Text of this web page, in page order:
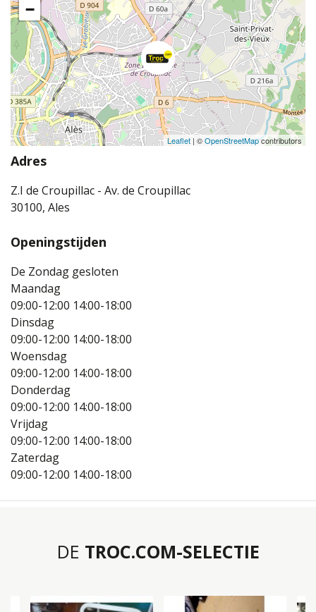
−
Leaflet | ©OpenStreetMapcontributors
Adres
Z.I de Croupillac - Av. de Croupillac
30100, Ales
Openingstijden
De Zondag gesloten
Maandag
09:00-12:00 14:00-18:00
Dinsdag
09:00-12:00 14:00-18:00
Woensdag
09:00-12:00 14:00-18:00
Donderdag
09:00-12:00 14:00-18:00
Vrijdag
09:00-12:00 14:00-18:00
Zaterdag
09:00-12:00 14:00-18:00
DE TROC.COM-SELECTIE